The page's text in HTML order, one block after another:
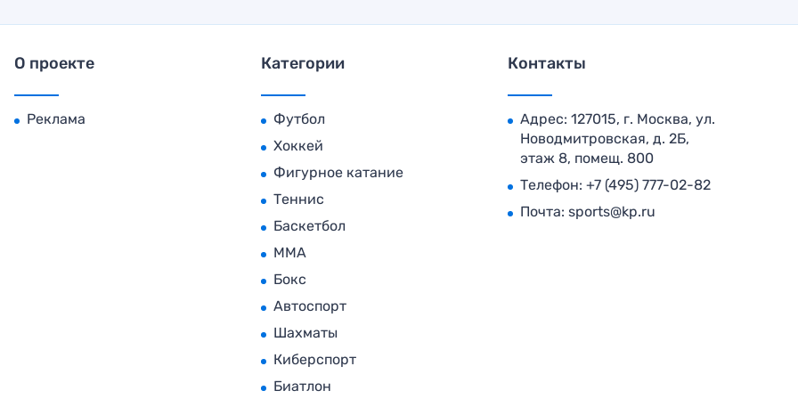
О проекте
Реклама
Категории
Футбол
Хоккей
Фигурное катание
Теннис
Баскетбол
MMA
Бокс
Автоспорт
Шахматы
Киберспорт
Биатлон
Контакты
Адрес: 127015, г. Москва, ул.
Новодмитровская, д. 2Б,
этаж 8, помещ. 800
Телефон: +7 (495) 777-02-82
Почта: sports@kp.ru